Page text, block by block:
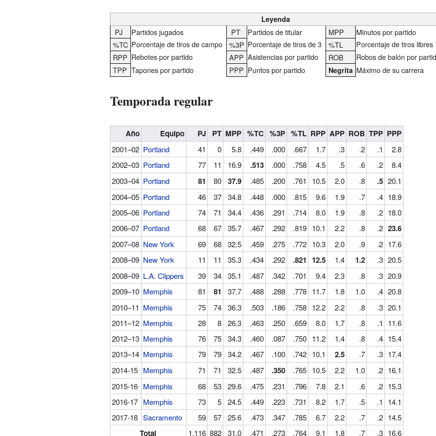
Leyenda
PJ Partidos jugados PT Partidos de titular MPP
Minutos por partido
%TC Porcentaje de tiros de campo %3P Porcentaje de tiros de 3 %TL
Porcentaje de tiros libres
RPP Rebotes por partido APP Asistencias por partido ROB
Robos de balón por
TPP Tapones por partido PPP Puntos por partido Negrita Máximo de su carrera
Temporada regular
Año Equipo PJ PT MPP %TC %3P %TL RPP APP ROB TPP PPP
2001–02 Portland 41 0 5.8 .449 .000 .667 1.7 .3 .2 .1
2.8
2002–03 Portland 77 11 16.9 .513 .000 .758 4.5 .5 .6 .2
8.4
2003–04 Portland 81 80 37.9 .485 .200 .761 10.5 2.0 .8 .5 20.1
2004–05 Portland 46 37 34.8 .448 .000 .815 9.6 1.9 .7 .4 18.9
2005–06 Portland 74 71 34.4 .436 .291 .714 8.0 1.9 .8 .2 18.0
2006–07 Portland 68 67 35.7 .467 .292 .819 10.1 2.2 .8 .2 23.6
2007–08 New York 69 68 32.5 .459 .275 .772 10.3 2.0 .9 .2 17.6
2008–09 New York 11 11 35.3 .434 .292 .821 12.5 1.4 1.2 .3 20.5
2008–09 L.A. Clippers 39 34 35.1 .487 .342 .701 9.4 2.3 .8 .3 20.9
2009–10 Memphis 81 81 37.7 .488 .288 .778 11.7 1.8 1.0 .4 20.8
2010–11 Memphis 75 74 36.3 .503 .186 .758 12.2 2.2 .8 .3 20.1
2011–12 Memphis 28 8 26.3 .463 .250 .659 8.0 1.7 .8 .1
11.6
2012–13 Memphis 76 75 34.3 .460 .087 .750 11.2 1.4 .8 .4 15.4
2013–14 Memphis 79 79 34.2 .467 .100 .742 10.1 2.5 .7 .3 17.4
2014-15 Memphis 71 71 32.5 .487 .350 .765 10.5 2.2 1.0 .2 16.1
2015-16 Memphis 68 53 29.6 .475 .231 .796 7.8 2.1 .6 .2 15.3
2016-17 Memphis 73 5 24.5 .449 .223 .731 8.2 1.7 .5 .1
14.1
2017-18 Sacramento 59 57 25.6 .473 .347 .785 6.7 2.2 .7 .2 14.5
Total 1,116 882 31.0 .471 .273 .764 9.1 1.8 .7 .3 16.6